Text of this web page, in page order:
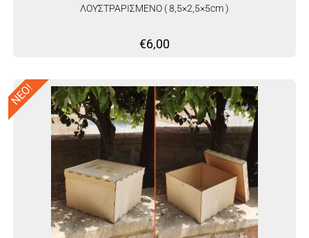
ΛΟΥΣΤΡΑΡΙΣΜΕΝΟ ( 8,5×2,5×5cm )
€6,00
ΝΕΟ!